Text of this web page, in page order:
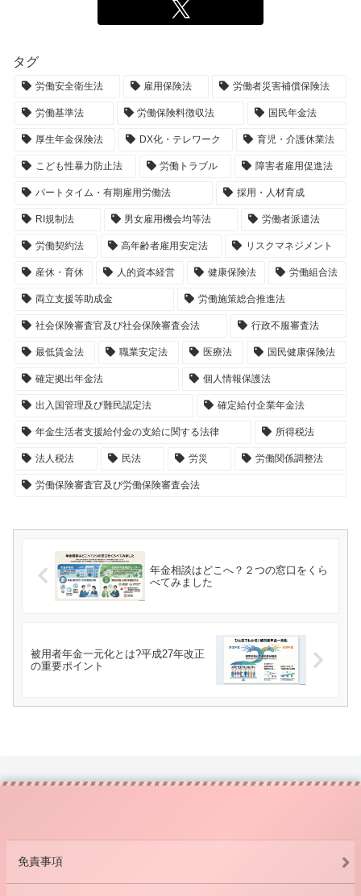
タグ
労働安全衛生法 雇用保険法 労働者災害補償保険法
労働基準法 労働保険料徴収法 国民年金法
厚生年金保険法 DX化・テレワーク 育児・介護休業法
こども性暴力防止法 労働トラブル 障害者雇用促進法
パートタイム・有期雇用労働法 採用・人材育成
RI規制法 男女雇用機会均等法 労働者派遣法
労働契約法 高年齢者雇用安定法 リスクマネジメント
産休・育休 人的資本経営 健康保険法 労働組合法
両立支援等助成金 労働施策総合推進法
社会保険審査官及び社会保険審査会法 行政不服審査法
最低賃金法 職業安定法 医療法 国民健康保険法
確定拠出年金法 個人情報保護法
出入国管理及び難民認定法 確定給付企業年金法
年金生活者支援給付金の支給に関する法律 所得税法
法人税法 民法 労災 労働関係調整法
労働保険審査官及び労働保険審査会法
年金相談はどこへ？２つの窓口をくら
べてみました
被用者年金一元化とは?平成27年改正
の重要ポイント
免責事項